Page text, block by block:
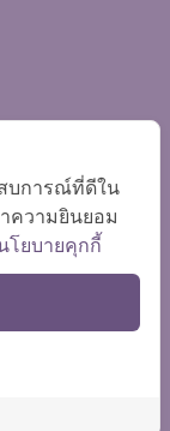
บการณ์ที่ดีใน
ความยินยอม
โยบายคุกกี้